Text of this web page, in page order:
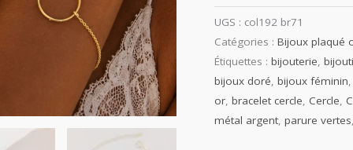
UGS : col192 br71
Catégories : Bijoux plaqué
Étiquettes : bijouterie,
bijoux doré, bijoux féminin,
or, bracelet cercle, Cercle,
métal argent, parure vertes,